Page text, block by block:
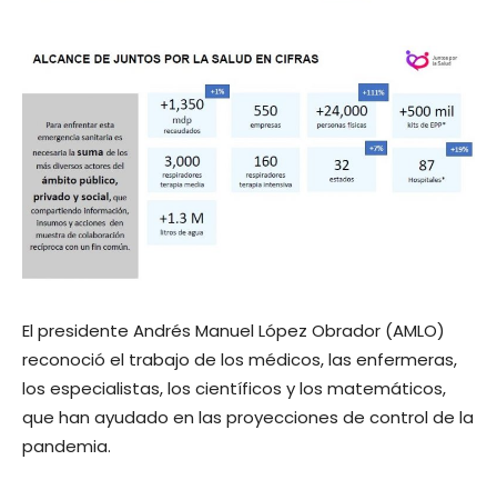
El presidente Andrés Manuel López Obrador (AMLO)
reconoció el trabajo de los médicos, las enfermeras,
los especialistas, los científicos y los matemáticos,
que han ayudado en las proyecciones de control de la
pandemia.